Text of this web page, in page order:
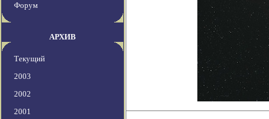
Форум
АРХИВ
Текущий
2003
2002
2001